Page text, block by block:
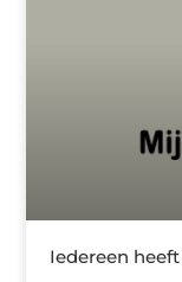
Iedereen